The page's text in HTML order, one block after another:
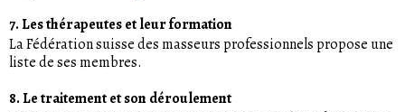
7. Les thérapeutes et leur formation
La Fédération suisse des masseurs professionnels propose une
liste de ses membres.
8. Le traitement et son déroulement